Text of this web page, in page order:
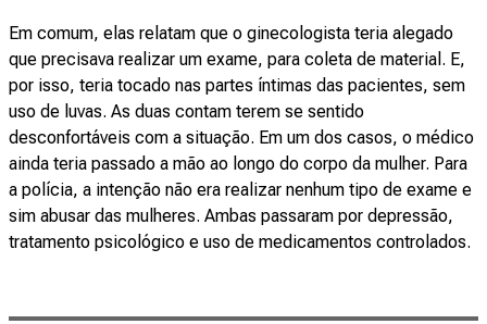
Em comum, elas relatam que o ginecologista teria alegado
que precisava realizar um exame, para coleta de material. E,
por isso, teria tocado nas partes íntimas das pacientes, sem
uso de luvas. As duas contam terem se sentido
desconfortáveis com a situação. Em um dos casos, o médico
ainda teria passado a mão ao longo do corpo da mulher. Para
a polícia, a intenção não era realizar nenhum tipo de exame e
sim abusar das mulheres. Ambas passaram por depressão,
tratamento psicológico e uso de medicamentos controlados.